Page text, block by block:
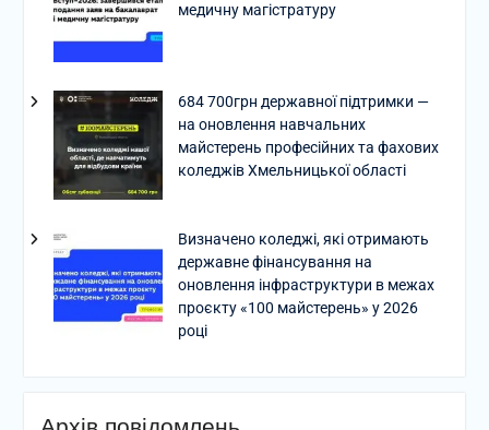
медичну магістратуру
684 700грн державної підтримки —
на оновлення навчальних
майстерень професійних та фахових
коледжів Хмельницької області
Визначено коледжі, які отримають
державне фінансування на
оновлення інфраструктури в межах
проєкту «100 майстерень» у 2026
році